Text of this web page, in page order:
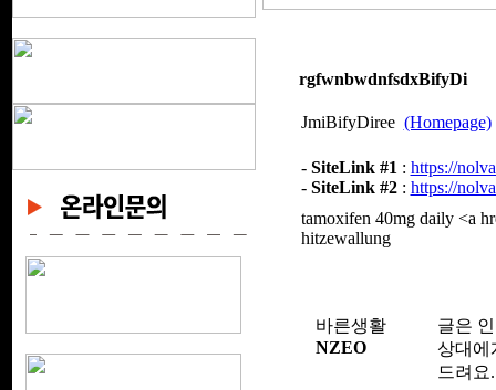
rgfwnbwdnfsdxBifyDi
JmiBifyDiree (Homepage)
- SiteLink #1 : https://
- SiteLink #2: https://
tamoxifen 40mg daily <a
hitzewallung
바른생활
NZEO
글은
상대에
드려요.